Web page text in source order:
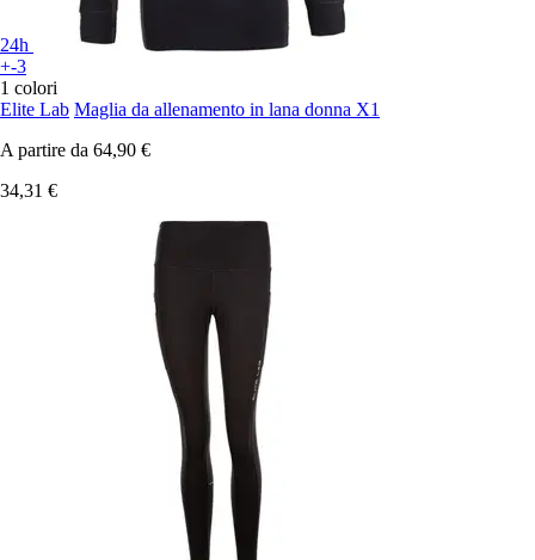
24h
+-3
1 colori
Elite Lab Maglia da allenamento in lana donna X1
A partire da 64,90 €
34,31 €